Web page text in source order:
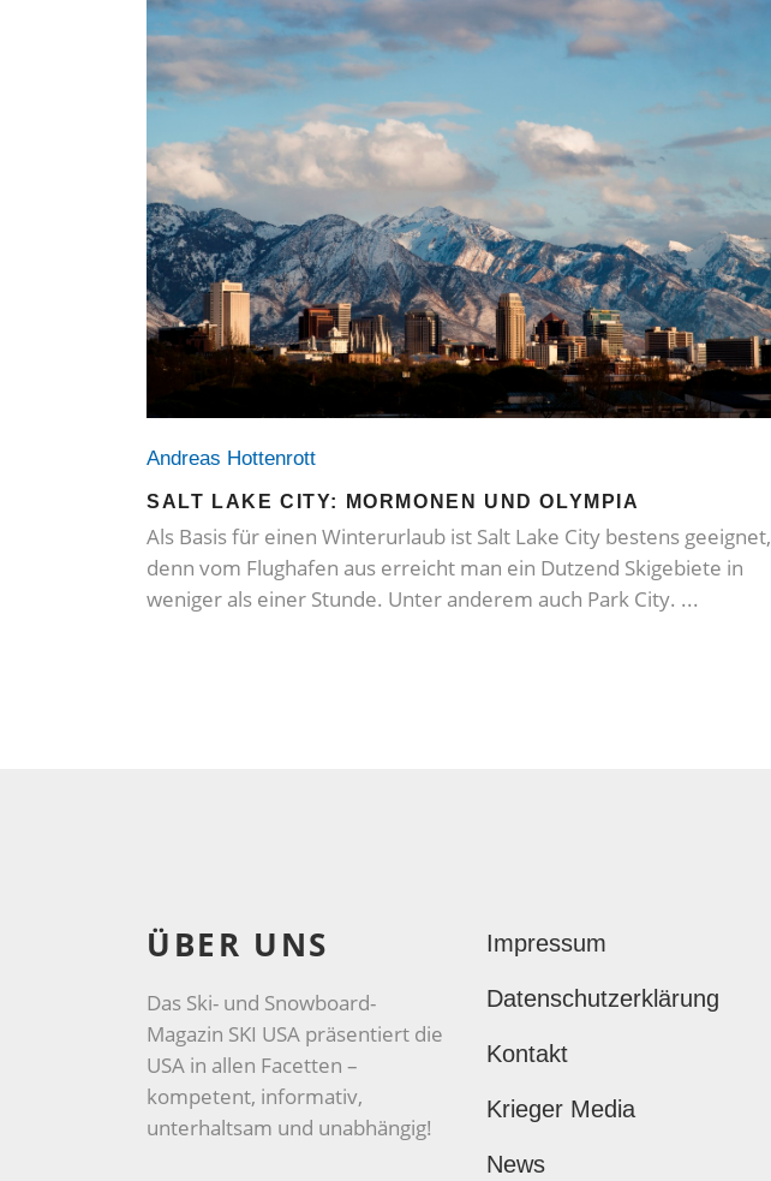
Andreas Hottenrott
SALT LAKE CITY: MORMONEN UND OLYMPIA
Als Basis für einen Winterurlaub ist Salt Lake City bestens geeignet,
denn vom Flughafen aus erreicht man ein Dutzend Skigebiete in
weniger als einer Stunde. Unter anderem auch Park City.
ÜBER UNS
Das Ski- und Snowboard-
Magazin SKI USA präsentiert die
USA in allen Facetten –
kompetent, informativ,
unterhaltsam und unabhängig!
Impressum
Datenschutzerklärung
Kontakt
Krieger Media
News